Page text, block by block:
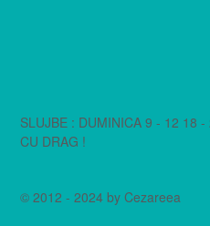
SLUJBE : DUMINICA 9 - 12 18
CU DRAG !
© 2012 - 2024 by Cezareea